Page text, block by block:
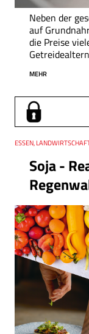
Neben der
auf
die Preise
MEHR
Soja -
Thema
ESSEN,